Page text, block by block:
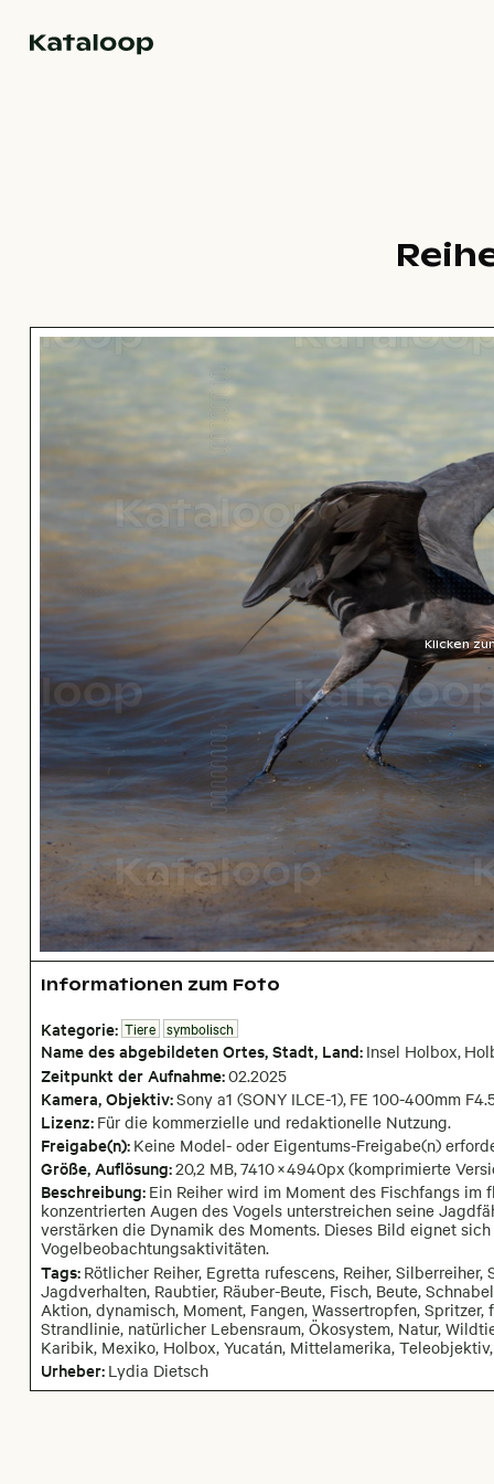
Klicken
Informationen zum Foto
Kategorie: Tiere symbolisch
Name des abgebildeten Ortes,Stadt, Land: Insel Holbox,
Zeitpunkt der Aufnahme:02.2025
Kamera, Objektiv:Sony a1 (SONY ILCE-1), FE 100-400mm
Lizenz: Für die kommerzielle und redaktionelle Nutzung.
Freigabe(n): Keine Model- oder Eigentums-Freigabe(n)
Größe, Auflösung:20,2 MB,7410×4940px (komprimierte
Beschreibung: Ein Reiher wird im Moment des Fischfangs im
konzentrierten Augen des Vogels unterstreichen seine
verstärken die Dynamik des Moments. Dieses Bild eignet
Vogelbeobachtungsaktivitäten.
Tags: Rötlicher Reiher, Egretta rufescens, Reiher,
Jagdverhalten, Raubtier, Räuber-Beute, Fisch, Beute,
Aktion, dynamisch, Moment, Fangen, Wassertropfen,
Strandlinie, natürlicher Lebensraum, Ökosystem, Natur,
Karibik, Mexiko, Holbox, Yucatán, Mittelamerika,
Urheber: Lydia Dietsch